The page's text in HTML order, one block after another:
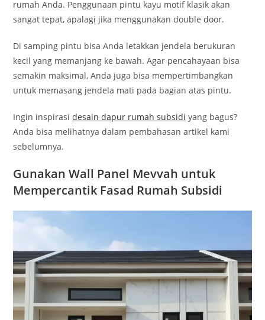
rumah Anda. Penggunaan pintu kayu motif klasik akan
sangat tepat, apalagi jika menggunakan double door.
Di samping pintu bisa Anda letakkan jendela berukuran
kecil yang memanjang ke bawah. Agar pencahayaan bisa
semakin maksimal, Anda juga bisa mempertimbangkan
untuk memasang jendela mati pada bagian atas pintu.
Ingin inspirasidesain dapur rumah subsidi yang bagus?
Anda bisa melihatnya dalam pembahasan artikel kami
sebelumnya.
Gunakan Wall Panel Mevvah untuk
Mempercantik Fasad Rumah Subsidi